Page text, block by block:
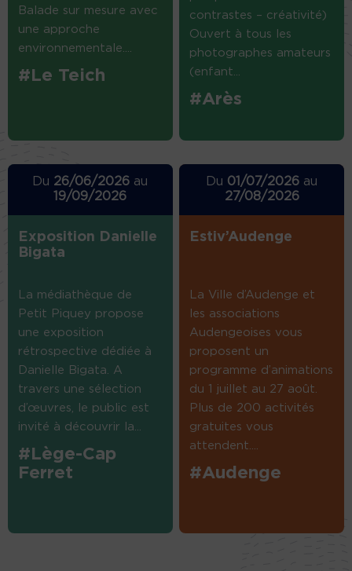
Balade sur mesure avec
une approche
environnementale....
#Le Teich
contrastes – créativité)
Ouvert à tous les
photographes amateurs
(enfant...
#Arès
Du 26/06/2026 au
19/09/2026
Exposition Danielle
Bigata
La médiathèque de
Petit Piquey propose
une exposition
rétrospective dédiée à
Danielle Bigata. A
travers une sélection
d’œuvres, le public est
invité à découvrir la...
#Lège-Cap
Ferret
Du 01/07/2026 au
27/08/2026
Estiv’Audenge
La Ville d’Audenge et
les associations
Audengeoises vous
proposent un
programme d’animations
du 1 juillet au 27 août.
Plus de 200 activités
gratuites vous
attendent....
#Audenge